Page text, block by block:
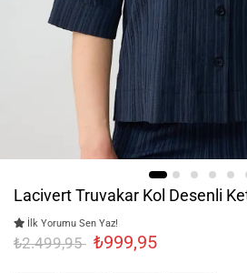
Lacivert Truvakar Kol Desenli
İlk Yorumu Sen Yaz!
₺2.499,95 ₺999,95